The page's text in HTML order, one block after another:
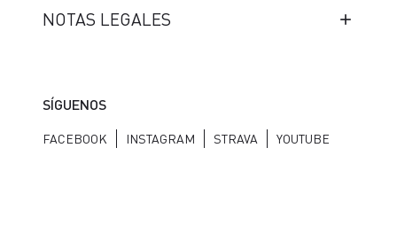
NOTAS LEGALES
SÍGUENOS
FACEBOOK INSTAGRAM STRAVA YOUTUBE